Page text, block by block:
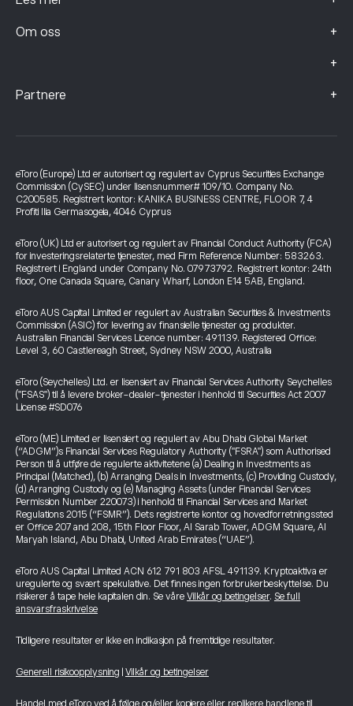
Om oss +
+
Partnere +
eToro (Europe) Ltd er autorisert og regulert av Cyprus Securities Exchange
Commission (CySEC) under lisensnummer# 109/10. Company No.
C200585. Registrert kontor: KANIKA BUSINESS CENTRE, FLOOR 7, 4
Profiti Ilia Germasogeia, 4046 Cyprus
eToro (UK) Ltd er autorisert og regulert av Financial Conduct Authority (FCA)
for investeringsrelaterte tjenester, med Firm Reference Number: 583263.
Registrert i England under Company No. 07973792. Registrert kontor: 24th
floor, One Canada Square, Canary Wharf, London E14 5AB, England.
eToro AUS Capital Limited er regulert av Australian Securities & Investments
Commission (ASIC) for levering av finansielle tjenester og produkter.
Australian Financial Services Licence number: 491139. Registered Office:
Level 3, 60 Castlereagh Street, Sydney NSW 2000, Australia
eToro (Seychelles) Ltd. er lisensiert av Financial Services Authority Seychelles
("FSAS") til å levere broker-dealer-tjenester i henhold til Securities Act 2007
License #SD076
eToro (ME) Limited er lisensiert og regulert av Abu Dhabi Global Market
(“ADGM”)s Financial Services Regulatory Authority ("FSRA") som Authorised
Person til å utføre de regulerte aktivitetene (a) Dealing in Investments as
Principal (Matched), (b) Arranging Deals in Investments, (c) Providing Custody,
(d) Arranging Custody og (e) Managing Assets (under Financial Services
Permission Number 220073) i henhold til Financial Services and Market
Regulations 2015 (“FSMR”). Dets registrerte kontor og hovedforretningssted
er Office 207 and 208, 15th Floor Floor, Al Sarab Tower, ADGM Square, Al
Maryah Island, Abu Dhabi, United Arab Emirates (“UAE”).
eToro AUS Capital Limited ACN 612 791 803 AFSL 491139. Kryptoaktiva er
uregulerte og svært spekulative. Det finnes ingen forbrukerbeskyttelse. Du
risikerer å tape hele kapitalen din. Se våre Vilkår og betingelser. Se full
ansvarsfraskrivelse
Tidligere resultater er ikke en indikasjon på fremtidige resultater.
Generell risikoopplysning Vilkår og betingelser
Handel med eToro ved å følge og/eller kopiere eller replikere handlene til